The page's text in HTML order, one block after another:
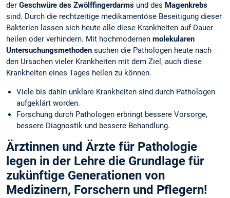
der Geschwüre des Zwölffingerdarms und des Magenkrebs
sind. Durch die rechtzeitige medikamentöse Beseitigung dieser
Bakterien lassen sich heute alle diese Krankheiten auf Dauer
heilen oder verhindern. Mit hochmodernen molekularen
Untersuchungsmethoden suchen die Pathologen heute nach
den Ursachen vieler Krankheiten mit dem Ziel, auch diese
Krankheiten eines Tages heilen zu können.
Viele bis dahin unklare Krankheiten sind durch Pathologen
aufgeklärt worden.
Forschung durch Pathologen erbringt bessere Vorsorge,
bessere Diagnostik und bessere Behandlung.
Ärztinnen und Ärzte für Pathologie
legen in der Lehre die Grundlage für
zukünftige Generationen von
Medizinern, Forschern und Pflegern!